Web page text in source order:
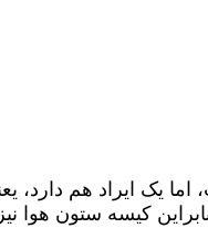
یک ایراد هم دارد،
کیسه ستون هوا